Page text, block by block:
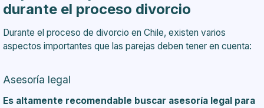
durante el proceso divorcio
Durante el proceso de divorcio en Chile, existen varios
aspectos importantes que las parejas deben tener en cuenta:
Asesoría legal
Es altamente recomendable buscar asesoría legal para